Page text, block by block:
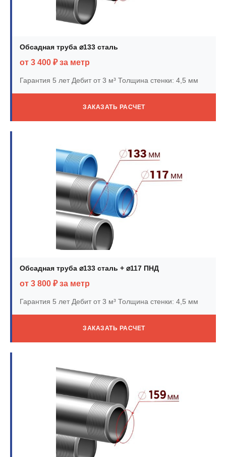
Обсадная труба ⌀133 сталь
от 3 400 ₽ за метр
Гарантия 5 летДебит от 3 м³ Толщина стенки: 4,5 мм
ЗАКАЗАТЬ РАСЧЕТ
Обсадная труба ⌀133 сталь + ⌀117 ПНД
от 3 800 ₽ за метр
Гарантия 5 летДебит от 3 м³ Толщина стенки: 4,5 мм
ЗАКАЗАТЬ РАСЧЕТ